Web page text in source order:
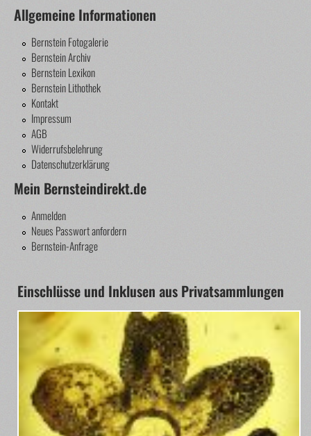
Allgemeine Informationen
Bernstein Fotogalerie
Bernstein Archiv
Bernstein Lexikon
Bernstein Lithothek
Kontakt
Impressum
AGB
Widerrufsbelehrung
Datenschutzerklärung
Mein Bernsteindirekt.de
Anmelden
Neues Passwort anfordern
Bernstein-Anfrage
Einschlüsse und Inklusen aus Privatsammlungen